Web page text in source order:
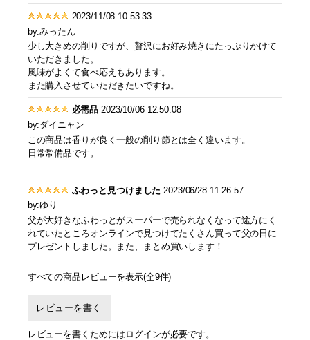
2023/11/08 10:53:33
by:みったん
少し大きめの削りですが、贅沢にお好み焼きにたっぷりかけて
いただきました。
風味がよくて食べ応えもあります。
また購入させていただきたいですね。
必需品 2023/10/06 12:50:08
by:ダイニャン
この商品は香りが良く一般の削り節とは全く違います。
日常常備品です。
ふわっと見つけました 2023/06/28 11:26:57
by:ゆり
父が大好きなふわっとがスーパーで売られなくなって途方にく
れていたところオンラインで見つけてたくさん買って父の日に
プレゼントしました。また、まとめ買いします！
すべての商品レビューを表示(全9件)
レビューを書く
レビューを書くためにはログインが必要です。